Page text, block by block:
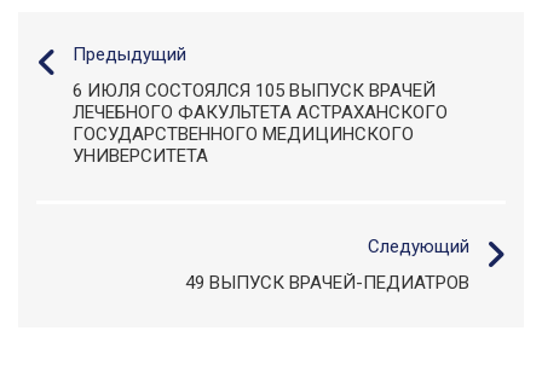
Предыдущий
6 ИЮЛЯ СОСТОЯЛСЯ 105 ВЫПУСК ВРАЧЕЙ
ЛЕЧЕБНОГО ФАКУЛЬТЕТА АСТРАХАНСКОГО
ГОСУДАРСТВЕННОГО МЕДИЦИНСКОГО
УНИВЕРСИТЕТА
Следующий
49 ВЫПУСК ВРАЧЕЙ-ПЕДИАТРОВ